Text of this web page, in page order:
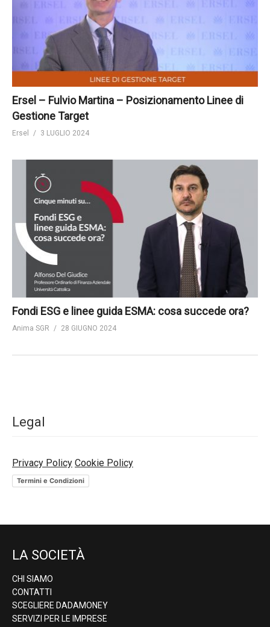
Ersel – Fulvio Martina – Posizionamento Linee di
Gestione Target
Ersel 3 LUGLIO 2024
Fondi ESG e linee guida ESMA: cosa succede ora?
Anima SGR 28 GIUGNO 2024
Legal
Privacy Policy Cookie Policy
Termini e Condizioni
LA SOCIETÀ
CHI SIAMO
CONTATTI
SCEGLIERE DADAMONEY
SERVIZI PER LE IMPRESE